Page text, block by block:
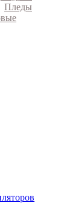
Пледы